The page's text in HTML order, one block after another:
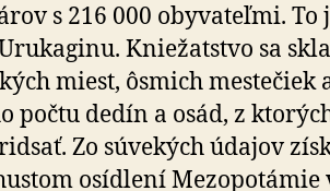
s 216 000 obyvateľmi. To
Kniežatstvo sa
miest, ôsmich mestečiek
počtu dedín a osád, z
Zo súvekých údajov
osídlení Mezopotámie